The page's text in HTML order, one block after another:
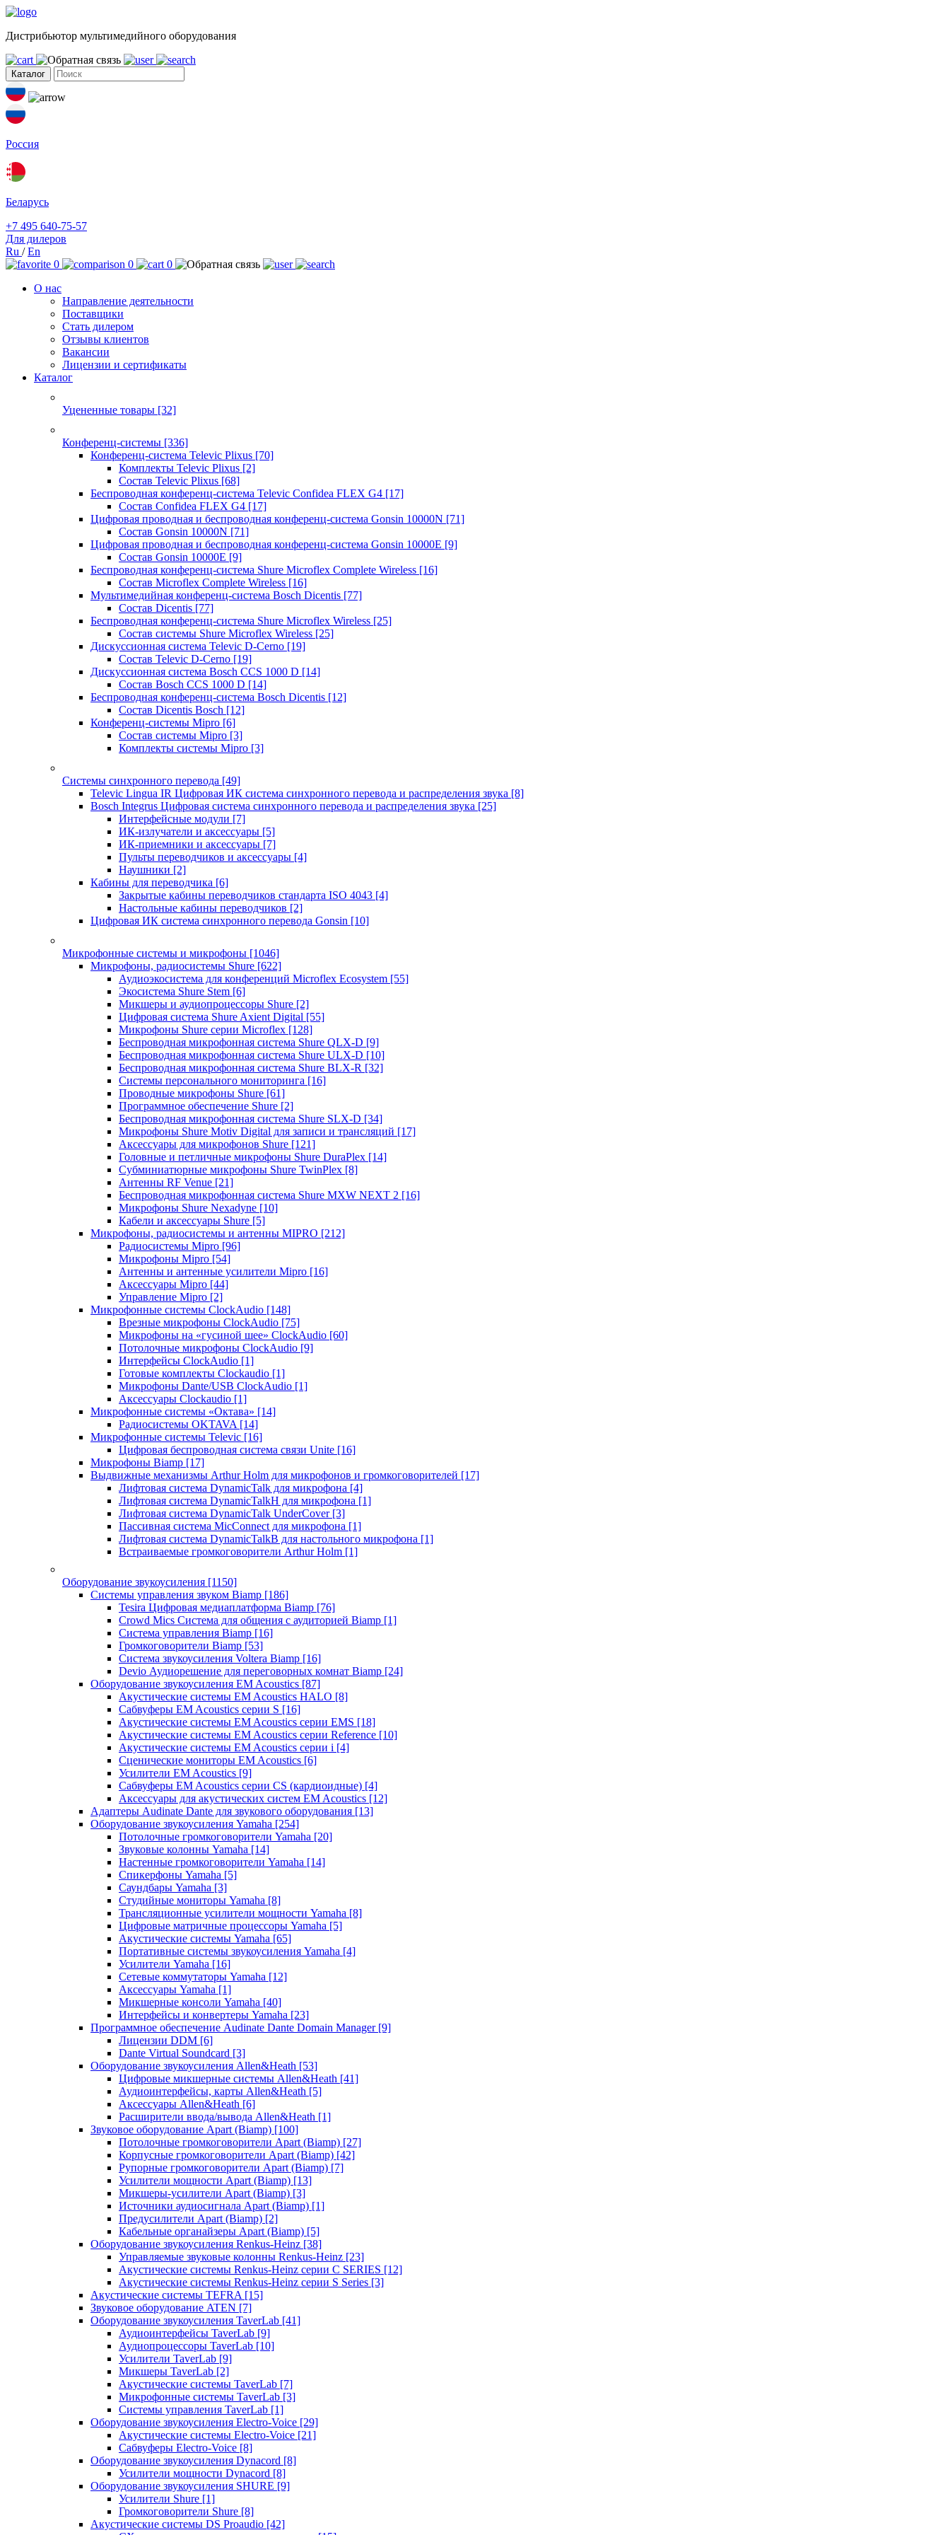
Дистрибьютор мультимедийного оборудования
Каталог
Россия
Беларусь
+7 495 640-75-57
Для дилеров
Ru /En
0
0
0
О нас
Направление деятельности
Поставщики
Стать дилером
Отзывы клиентов
Вакансии
Лицензии и сертификаты
Каталог
Уцененные товары [32]
Конференц-системы [336]
Конференц-система Televic Plixus [70]
Комплекты Televic Plixus [2]
Состав Televic Plixus [68]
Беспроводная конференц-система Televic Confidea FLEX G4 [17]
Состав Confidea FLEX G4 [17]
Цифровая проводная и беспроводная конференц-система Gonsin 10000N [71]
Состав Gonsin 10000N [71]
Цифровая проводная и беспроводная конференц-система Gonsin 10000E [9]
Состав Gonsin 10000E [9]
Беспроводная конференц-система Shure Microflex Complete Wireless [16]
Состав Microflex Complete Wireless [16]
Мультимедийная конференц-система Bosch Dicentis [77]
Состав Dicentis [77]
Беспроводная конференц-система Shure Microflex Wireless [25]
Состав системы Shure Microflex Wireless [25]
Дискуссионная система Televic D-Cerno [19]
Состав Televic D-Cerno [19]
Дискуссионная система Bosch CCS 1000 D [14]
Состав Bosch CCS 1000 D [14]
Беспроводная конференц-система Bosch Dicentis [12]
Состав Dicentis Bosch [12]
Конференц-системы Mipro [6]
Состав системы Mipro [3]
Комплекты системы Mipro [3]
Системы синхронного перевода [49]
Televic Lingua IR Цифровая ИК система синхронного перевода и распределения звука [8]
Bosch Integrus Цифровая система синхронного перевода и распределения звука [25]
Интерфейсные модули [7]
ИК-излучатели и аксессуары [5]
ИК-приемники и аксессуары [7]
Пульты переводчиков и аксессуары [4]
Наушники [2]
Кабины для переводчика [6]
Закрытые кабины переводчиков стандарта ISO 4043 [4]
Настольные кабины переводчиков [2]
Цифровая ИК система синхронного перевода Gonsin [10]
Микрофонные системы и микрофоны [1046]
Микрофоны, радиосистемы Shure [622]
Аудиоэкосистема для конференций Microflex Ecosystem [55]
Экосистема Shure Stem [6]
Микшеры и аудиопроцессоры Shure [2]
Цифровая система Shure Axient Digital [55]
Микрофоны Shure серии Microflex [128]
Беспроводная микрофонная система Shure QLX-D [9]
Беспроводная микрофонная система Shure ULX-D [10]
Беспроводная микрофонная система Shure BLX-R [32]
Системы персонального мониторинга [16]
Проводные микрофоны Shure [61]
Программное обеспечение Shure [2]
Беспроводная микрофонная система Shure SLX-D [34]
Микрофоны Shure Motiv Digital для записи и трансляций [17]
Аксессуары для микрофонов Shure [121]
Головные и петличные микрофоны Shure DuraPlex [14]
Субминиатюрные микрофоны Shure TwinPlex [8]
Антенны RF Venue [21]
Беспроводная микрофонная система Shure MXW NEXT 2 [16]
Микрофоны Shure Nexadyne [10]
Кабели и аксессуары Shure [5]
Микрофоны, радиосистемы и антенны MIPRO [212]
Радиосистемы Mipro [96]
Микрофоны Mipro [54]
Антенны и антенные усилители Mipro [16]
Аксессуары Mipro [44]
Управление Mipro [2]
Микрофонные системы ClockAudio [148]
Врезные микрофоны ClockAudio [75]
Микрофоны на «гусиной шее» ClockAudio [60]
Потолочные микрофоны ClockAudio [9]
Интерфейсы ClockAudio [1]
Готовые комплекты Clockaudio [1]
Микрофоны Dante/USB ClockAudio [1]
Аксессуары Clockaudio [1]
Микрофонные системы «Октава» [14]
Радиосистемы OKTAVA [14]
Микрофонные системы Televic [16]
Цифровая беспроводная система связи Unite [16]
Микрофоны Biamp [17]
Выдвижные механизмы Arthur Holm для микрофонов и громкоговорителей [17]
Лифтовая система DynamicTalk для микрофона [4]
Лифтовая система DynamicTalkH для микрофона [1]
Лифтовая система DynamicTalk UnderCover [3]
Пассивная система MicConnect для микрофона [1]
Лифтовая система DynamicTalkB для настольного микрофона [1]
Встраиваемые громкоговорители Arthur Holm [1]
Оборудование звукоусиления [1150]
Системы управления звуком Biamp [186]
Tesira Цифровая медиаплатформа Biamp [76]
Crowd Mics Система для общения с аудиторией Biamp [1]
Система управления Biamp [16]
Громкоговорители Biamp [53]
Система звукоусиления Voltera Biamp [16]
Devio Аудиорешение для переговорных комнат Biamp [24]
Оборудование звукоусиления EM Acoustics [87]
Акустические системы EM Acoustics HALO [8]
Сабвуферы EM Acoustics серии S [16]
Акустические системы EM Acoustics серии EMS [18]
Акустические системы EM Acoustics серии Reference [10]
Акустические системы EM Acoustics серии i [4]
Сценические мониторы EM Acoustics [6]
Усилители EM Acoustics [9]
Сабвуферы EM Acoustics серии CS (кардиоидные) [4]
Аксессуары для акустических систем EM Acoustics [12]
Адаптеры Audinate Dante для звукового оборудования [13]
Оборудование звукоусиления Yamaha [254]
Потолочные громкоговорители Yamaha [20]
Звуковые колонны Yamaha [14]
Настенные громкоговорители Yamaha [14]
Спикерфоны Yamaha [5]
Саундбары Yamaha [3]
Студийные мониторы Yamaha [8]
Трансляционные усилители мощности Yamaha [8]
Цифровые матричные процессоры Yamaha [5]
Акустические системы Yamaha [65]
Портативные системы звукоусиления Yamaha [4]
Усилители Yamaha [16]
Сетевые коммутаторы Yamaha [12]
Аксессуары Yamaha [1]
Микшерные консоли Yamaha [40]
Интерфейсы и конвертеры Yamaha [23]
Программное обеспечение Audinate Dante Domain Manager [9]
Лицензии DDM [6]
Dante Virtual Soundcard [3]
Оборудование звукоусиления Allen&Heath [53]
Цифровые микшерные системы Allen&Heath [41]
Аудиоинтерфейсы, карты Allen&Heath [5]
Аксессуары Allen&Heath [6]
Расширители ввода/вывода Allen&Heath [1]
Звуковое оборудование Apart (Biamp) [100]
Потолочные громкоговорители Apart (Biamp) [27]
Корпусные громкоговорители Apart (Biamp) [42]
Рупорные громкоговорители Apart (Biamp) [7]
Усилители мощности Apart (Biamp) [13]
Микшеры-усилители Apart (Biamp) [3]
Источники аудиосигнала Apart (Biamp) [1]
Предусилители Apart (Biamp) [2]
Кабельные органайзеры Apart (Biamp) [5]
Оборудование звукоусиления Renkus-Heinz [38]
Управляемые звуковые колонны Renkus-Heinz [23]
Акустические системы Renkus-Heinz серии C SERIES [12]
Акустические системы Renkus-Heinz серии S Series [3]
Акустические системы TEFRA [15]
Звуковое оборудование ATEN [7]
Оборудование звукоусиления TaverLab [41]
Аудиоинтерфейсы TaverLab [9]
Аудиопроцессоры TaverLab [10]
Усилители TaverLab [9]
Микшеры TaverLab [2]
Акустические системы TaverLab [7]
Микрофонные системы TaverLab [3]
Системы управления TaverLab [1]
Оборудование звукоусиления Electro-Voice [29]
Акустические системы Electro-Voice [21]
Сабвуферы Electro-Voice [8]
Оборудование звукоусиления Dynacord [8]
Усилители мощности Dynacord [8]
Оборудование звукоусиления SHURE [9]
Усилители Shure [1]
Громкоговорители Shure [8]
Акустические системы DS Proaudio [42]